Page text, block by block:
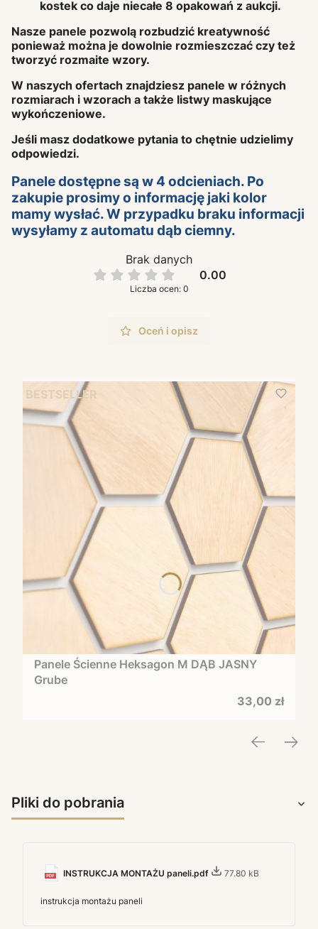
kostek co daje niecałe 8 opakowań z aukcji.
Nasze panele pozwolą rozbudzić kreatywność
ponieważ można je dowolnie rozmieszczać czy też
tworzyć rozmaite wzory.
W naszych ofertach znajdziesz panele w różnych
rozmiarach i wzorach a także listwy maskujące
wykończeniowe.
Jeśli masz dodatkowe pytania to chętnie udzielimy
odpowiedzi.
Panele dostępne są w 4 odcieniach. Po
zakupie prosimy o informację jaki kolor
mamy wysłać. W przypadku braku informacji
wysyłamy z automatu dąb ciemny.
Brak danych
0.00
Liczba ocen: 0
Oceń i opisz
BESTSELLER
Panele Ścienne Heksagon M DĄB JASNY
Grube
Cena
33,00 zł
Pliki do pobrania
INSTRUKCJA MONTAŻU paneli.pdf 77.80 kB
instrukcja montażu paneli